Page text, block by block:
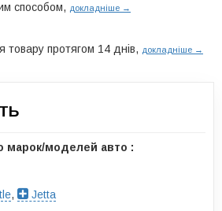
способом, докладніше →
товару протягом 14 днів, докладніше →
марок/моделей авто :
,
Jetta